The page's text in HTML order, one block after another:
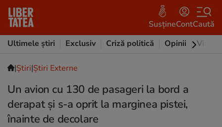
SusțineContCaută
Ultimele știri
Exclusiv Criză politică Opinii Video
|Ştiri|Știri Externe
Un avion cu 130 de pasageri la bord a
derapat și s-a oprit la marginea pistei,
înainte de decolare